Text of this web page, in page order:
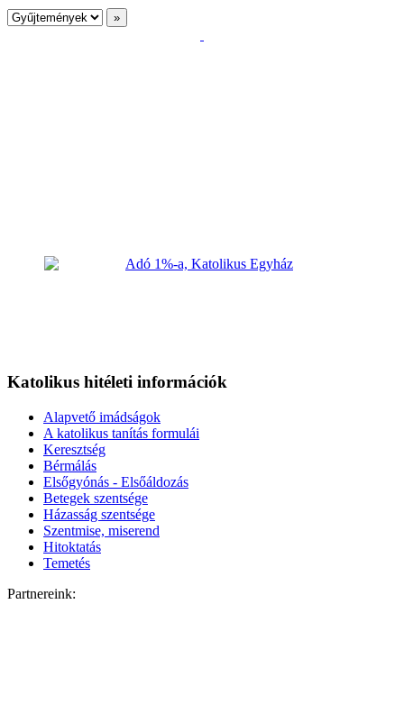
Katolikus hitéleti információk
Alapvető imádságok
A katolikus tanítás formulái
Keresztség
Bérmálás
Elsőgyónás - Elsőáldozás
Betegek szentsége
Házasság szentsége
Szentmise, miserend
Hitoktatás
Temetés
Partnereink: